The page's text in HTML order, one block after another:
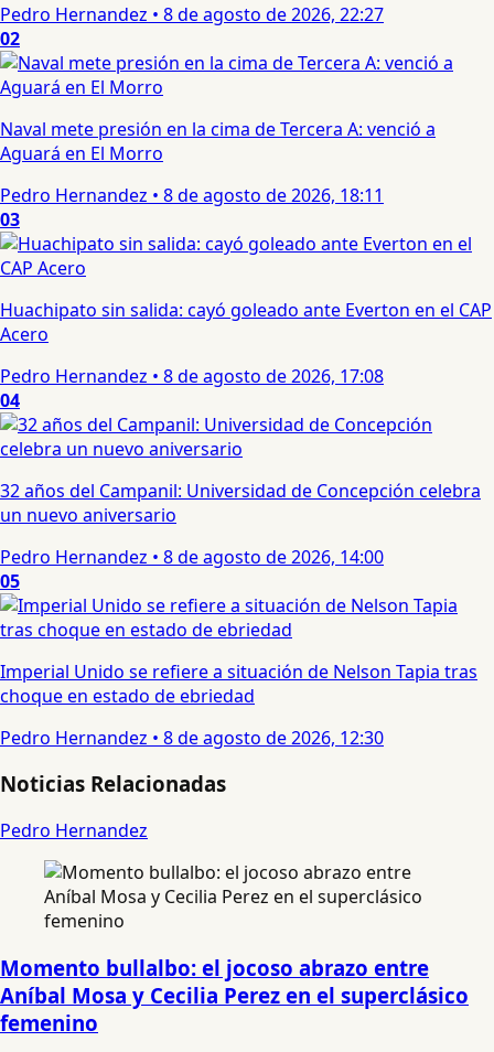
Pedro Hernandez • 8 de agosto de 2026, 22:27
02
Naval mete presión en la cima de Tercera A: venció a
Aguará en El Morro
Pedro Hernandez • 8 de agosto de 2026, 18:11
03
Huachipato sin salida: cayó goleado ante Everton en el CAP
Acero
Pedro Hernandez • 8 de agosto de 2026, 17:08
04
32 años del Campanil: Universidad de Concepción celebra
un nuevo aniversario
Pedro Hernandez • 8 de agosto de 2026, 14:00
05
Imperial Unido se refiere a situación de Nelson Tapia tras
choque en estado de ebriedad
Pedro Hernandez • 8 de agosto de 2026, 12:30
Noticias Relacionadas
Pedro Hernandez
Momento bullalbo: el jocoso abrazo entre
Aníbal Mosa y Cecilia Perez en el superclásico
femenino